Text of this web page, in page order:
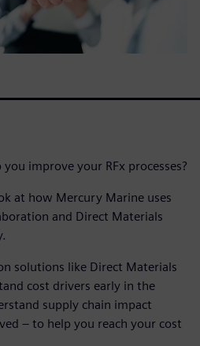
improve your RFx processes?
at how Mercury Marine uses
and Direct Materials
solutions like Direct Materials
cost drivers early in the
supply chain impact
– to help you reach your cost